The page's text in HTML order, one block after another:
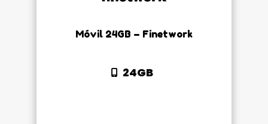
Móvil 24GB – Finetwork
24GB